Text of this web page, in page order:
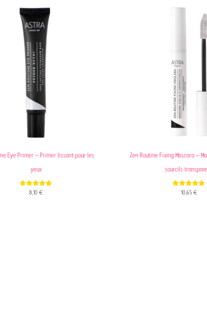
Eye Primer – Primer lissant pour les
yeux
4.81
8,10 €
Zen Routine Fixing Mascara –
sourcils
4.93
10,65 €